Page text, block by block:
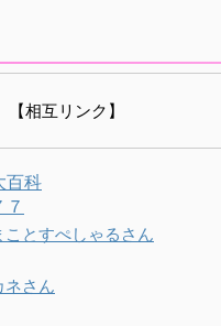
【相互リンク】
百科
ことすぺしゃるさん
ネさん